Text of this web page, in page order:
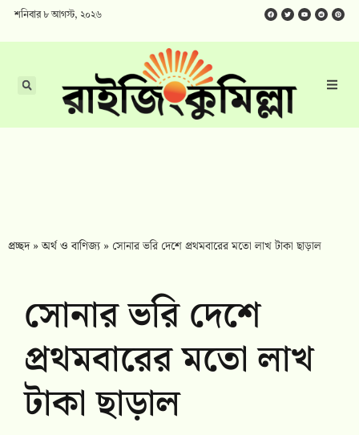
শনিবার ৮ আগস্ট, ২০২৬
প্রচ্ছদ»অর্থ ও বাণিজ্য» সোনার ভরি দেশে প্রথমবারের মতো লাখ টাকা ছাড়াল
সোনার ভরি দেশে
প্রথমবারের মতো লাখ
টাকা ছাড়াল